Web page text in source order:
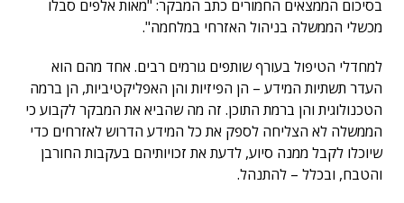
בסיכום הממצאים החמורים כתב המבקר: "מאות אלפים סבלו
מכשלי הממשלה בניהול האזרחי במלחמה".
למחדלי הטיפול בעורף שותפים גורמים רבים. אחד מהם הוא
העדר תשתיות המידע – הן הפיזיות והן האפליקטיביות, הן ברמה
הטכנולוגית והן ברמת התוכן. זה מה שהביא את המבקר לקבוע כי
הממשלה לא הצליחה לספק את כל המידע הדרוש לאזרחים כדי
שיוכלו לקבל ממנה סיוע, לדעת את זכויותיהם בעקבות החורבן
והטבח, ובכלל – להתנהל.